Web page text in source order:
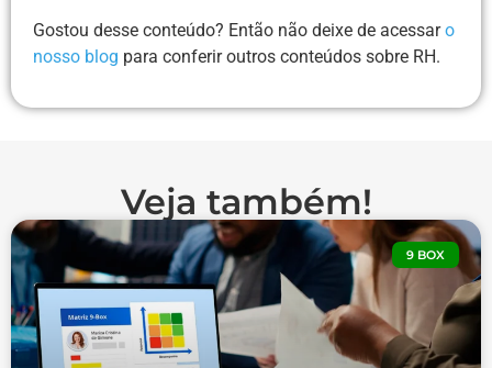
Gostou desse conteúdo? Então não deixe de acessaro
nosso blog para conferir outros conteúdos sobre RH.
Veja também!
9 BOX